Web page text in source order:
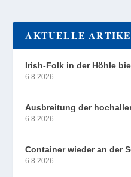
AKTUELLE
Irish-Folk in der Höhle
6.8.2026
Ausbreitung der
6.8.2026
Container wieder an der
6.8.2026